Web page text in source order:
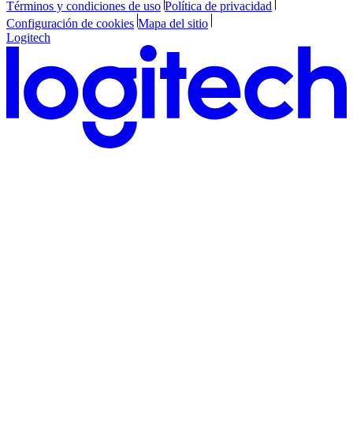
Términos y condiciones de uso Política de privacidad
Configuración de cookies Mapa del sitio
Logitech